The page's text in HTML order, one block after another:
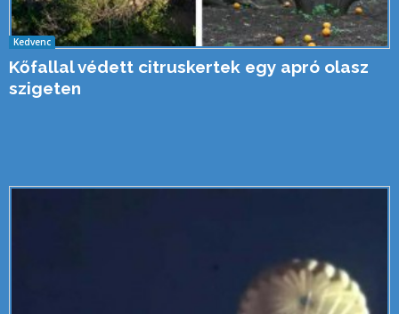
Kedvenc
Kőfallal védett citruskertek egy apró olasz
szigeten